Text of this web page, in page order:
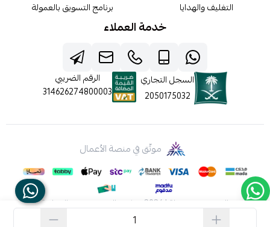
التغليف والهدايا
برنامج التسويق بالعمولة
خدمة العملاء
السجل التجاري
2050175032
الرقم الضريبي
314626274800003
موثّق في منصة الأعمال
الحقوق محفوظة | 2026 شركه عالم جيفينشي التجارية